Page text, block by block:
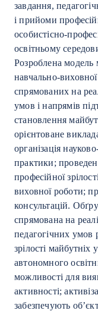
завдання,
і прийоми
особистісно-
освітньому
Розроблена модель
навчально-
спрямованих на
умов і напрямів
становлення
орієнтоване
організація
практики;
професійної
виховної роботи;
консультацій.
спрямована на
педагогічних умов
зрілості
автономного
можливості для
активності;
забезпечують